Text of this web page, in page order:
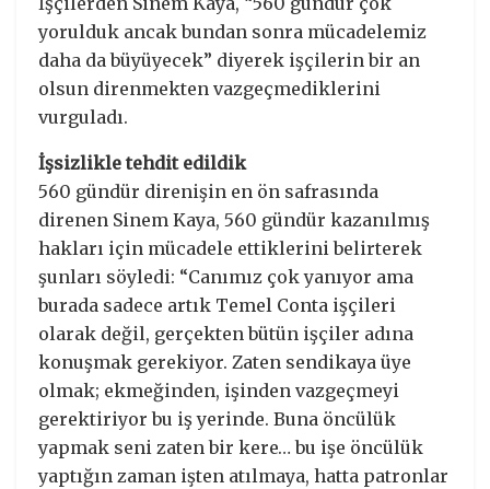
yorulduk ancak bundan sonra mücadelemiz
daha da büyüyecek” diyerek işçilerin bir an
olsun direnmekten vazgeçmediklerini
vurguladı.
İşsizlikle tehdit edildik
560 gündür direnişin en ön safrasında
direnen Sinem Kaya, 560 gündür kazanılmış
hakları için mücadele ettiklerini belirterek
şunları söyledi: “Canımız çok yanıyor ama
burada sadece artık Temel Conta işçileri
olarak değil, gerçekten bütün işçiler adına
konuşmak gerekiyor. Zaten sendikaya üye
olmak; ekmeğinden, işinden vazgeçmeyi
gerektiriyor bu iş yerinde. Buna öncülük
yapmak seni zaten bir kere… bu işe öncülük
yaptığın zaman işten atılmaya, hatta patronlar